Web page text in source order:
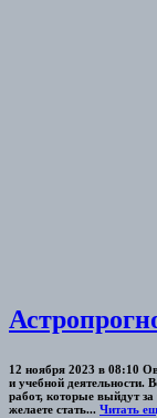
12 ноября 2023 в 08:10
и учебной деятельности.
работ, которые выйдут
желаете стать... Читать